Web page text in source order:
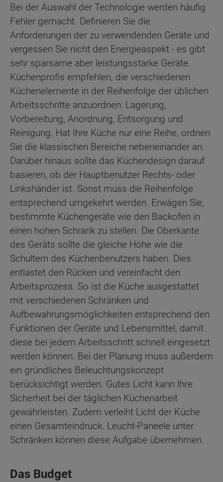
Bei der Auswahl der Technologie werden häufig
Fehler gemacht. Definieren Sie die
Anforderungen der zu verwendenden Geräte und
vergessen Sie nicht den Energieaspekt - es gibt
sehr sparsame aber leistungsstarke Geräte.
Küchenprofis empfehlen, die verschiedenen
Küchenelemente in der Reihenfolge der üblichen
Arbeitsschritte anzuordnen: Lagerung,
Vorbereitung, Anordnung, Entsorgung und
Reinigung. Hat Ihre Küche nur eine Reihe, ordnen
Sie die klassischen Bereiche nebeneinander an.
Darüber hinaus sollte das Küchendesign darauf
basieren, ob der Hauptbenutzer Rechts- oder
Linkshänder ist. Sonst muss die Reihenfolge
entsprechend umgekehrt werden. Erwägen Sie,
bestimmte Küchengeräte wie den Backofen in
einen hohen Schrank zu stellen. Die Oberkante
des Geräts sollte die gleiche Höhe wie die
Schultern des Küchenbenutzers haben. Dies
entlastet den Rücken und vereinfacht den
Arbeitsprozess. So ist die Küche ausgestattet
mit verschiedenen Schränken und
Aufbewahrungsmöglichkeiten entsprechend den
Funktionen der Geräte und Lebensmittel, damit
diese bei jedem Arbeitsschritt schnell eingesetzt
werden können. Bei der Planung muss außerdem
ein gründliches Beleuchtungskonzept
berücksichtigt werden. Gutes Licht kann Ihre
Sicherheit bei der täglichen Küchenarbeit
gewährleisten. Zudem verleiht Licht der Küche
einen Gesamteindruck. Leucht-Paneele unter
Schränken können diese Aufgabe übernehmen.
Das Budget